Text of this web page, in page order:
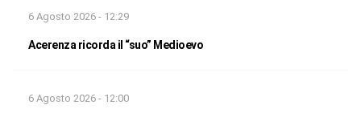
6 Agosto 2026 - 12:29
Acerenza ricorda il “suo” Medioevo
6 Agosto 2026 - 12:00